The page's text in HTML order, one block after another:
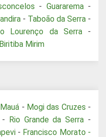
- Guararema-
- Taboão da Serra-
Lourenço da Serra-
Biritiba Mirim
Mauá - Mogi das Cruzes -
- Rio Grande da Serra -
- Francisco Morato -